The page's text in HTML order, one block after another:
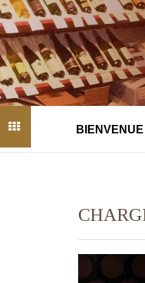
BIENVENUE